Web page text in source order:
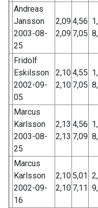
Andreas
Jansson
2003-08-
25
2,09
2,09
4,56
7,05
Fridolf
Eskilsson
2002-09-
05
2,10
2,10
4,55
7,05
Marcus
Karlsson
2003-08-
25
2,13
2,13
4,56
7,09
Marcus
Karlsson
2002-09-
16
2,10
2,10
5,01
7,11